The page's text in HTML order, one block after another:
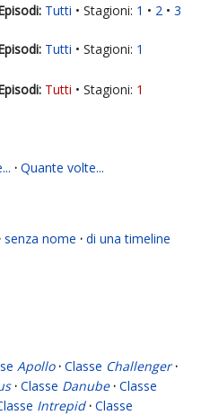
Tutti Stagioni: 1 2
3
Tutti Stagioni: 1
Tutti Stagioni: 1
· Quante volte...
senza nome · di una timeline
Apollo · Classe Challenger ·
· Classe Danube · Classe
Intrepid · Classe